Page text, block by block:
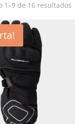
1–9 de 16 resultados